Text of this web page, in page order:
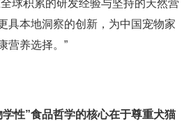
球积累的研发经验与坚持的天然营
具本地洞察的创新，为中国宠物家
营养选择。”
学性”食品哲学的核心在于尊重犬猫